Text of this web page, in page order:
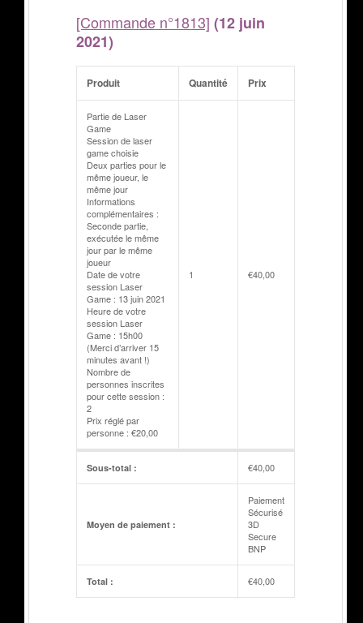
[Commande n°1813] (12 juin
2021)
Produit Quantité Prix
Partie de Laser
Game
Session de laser
game choisie
Deux parties pour le
même joueur, le
même jour
Informations
complémentaires :
Seconde partie,
exécutée le même
jour par le même
joueur
Date de votre
session Laser
Game : 13 juin 2021
Heure de votre
session Laser
Game : 15h00
(Merci d’arriver 15
minutes avant !)
Nombre de
personnes inscrites
pour cette session :
2
Prix réglé par
personne : €20,00
1 €40,00
Sous-total : €40,00
Moyen de paiement :
Paiement
Sécurisé
3D
Secure
BNP
Total : €40,00